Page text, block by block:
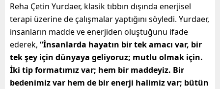
Reha Çetin Yurdaer, klasik tıbbın dışında enerjisel
terapi üzerine de çalışmalar yaptığını söyledi. Yurdaer,
insanların madde ve enerjiden oluştuğunu ifade
ederek, “İnsanlarda hayatın bir tek amacı var, bir
tek şey için dünyaya geliyoruz; mutlu olmak için.
İki tip formatımız var; hem bir maddeyiz. Bir
bedenimiz var hem de bir enerji halimiz var; bütün